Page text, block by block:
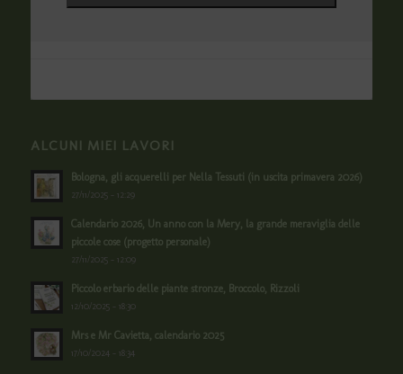
ALCUNI MIEI LAVORI
Bologna, gli acquerelli per Nella Tessuti (in uscita primavera 2026)
27/11/2025 - 12:29
Calendario 2026, Un anno con la Mery, la grande meraviglia delle
piccole cose (progetto personale)
27/11/2025 - 12:09
Piccolo erbario delle piante stronze, Broccolo, Rizzoli
12/10/2025 - 18:30
Mrs e Mr Cavietta, calendario 2025
17/10/2024 - 18:34